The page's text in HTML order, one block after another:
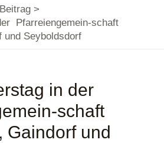
Pfarreiengemein-schaft
und Seyboldsdorf
in der
schaft
Gaindorf und